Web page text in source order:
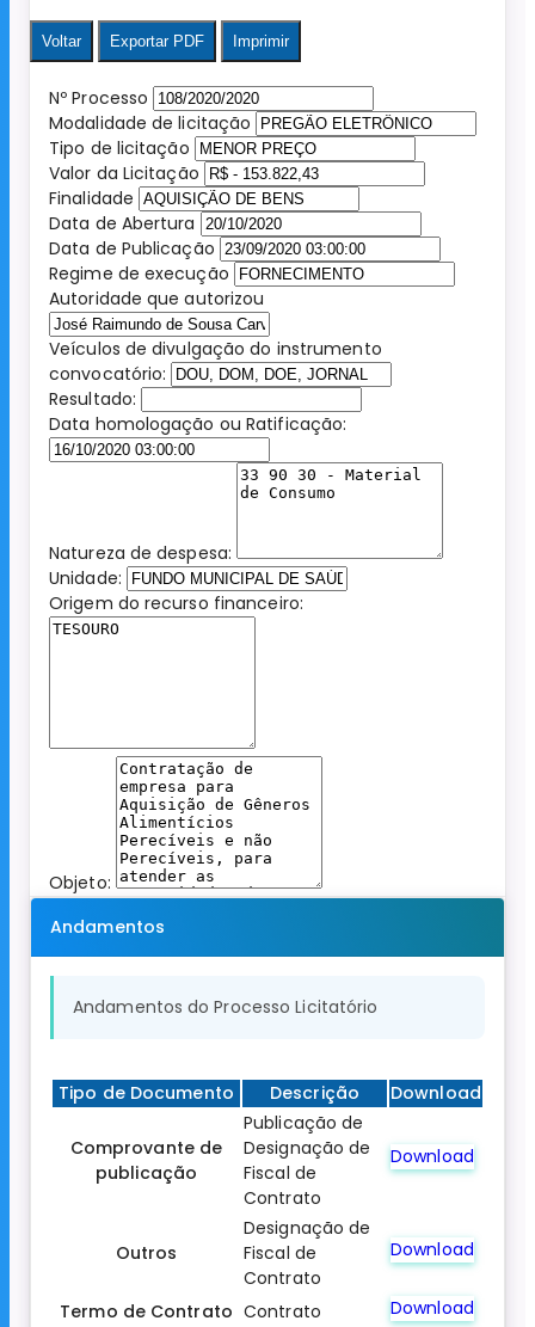
Voltar Exportar PDF Imprimir
Nº Processo
Modalidade de licitação
Tipo de licitação
Valor da Licitação
Finalidade
Data de Abertura
Data de Publicação
Regime de execução
Autoridade que autorizou
Veículos de divulgação do instrumento
convocatório:
Resultado:
Data homologação ou Ratificação:
Natureza de despesa:
Unidade:
Origem do recurso financeiro:
Objeto:
Andamentos
Andamentos do Processo Licitatório
Tipo de Documento Descrição Download
Comprovante de
publicação
Publicação de
Designação de
Fiscal de
Contrato
Download
Outros
Designação de
Fiscal de
Contrato
Download
Termo de Contrato Contrato
Download